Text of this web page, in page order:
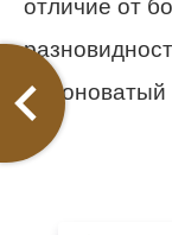
отличие от
солоноватый